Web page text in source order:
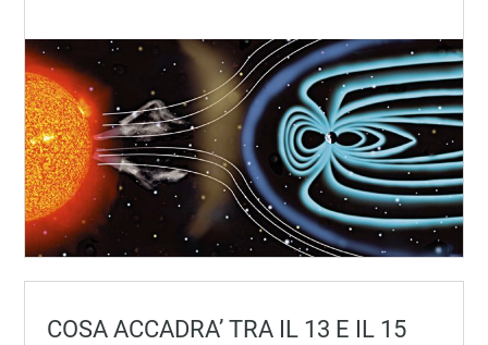
COSA ACCADRA’ TRA IL 13 E IL 15